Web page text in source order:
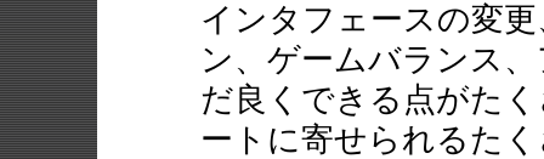
インタフェースの変
ン、ゲームバランス
だ良くできる点がた
ートに寄せられるた